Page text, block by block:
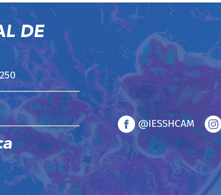
DE
@IESSHCAM